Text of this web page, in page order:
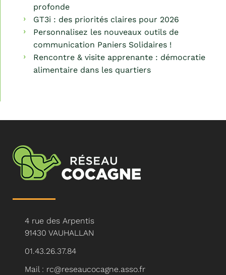
profonde
GT3i : des priorités claires pour 2026
Personnalisez les nouveaux outils de
communication Paniers Solidaires !
Rencontre & visite apprenante : démocratie
alimentaire dans les quartiers
4 rue des Arpentis
91430 VAUHALLAN
01.43.26.37.84
Mail : rc@reseaucocagne.asso.fr